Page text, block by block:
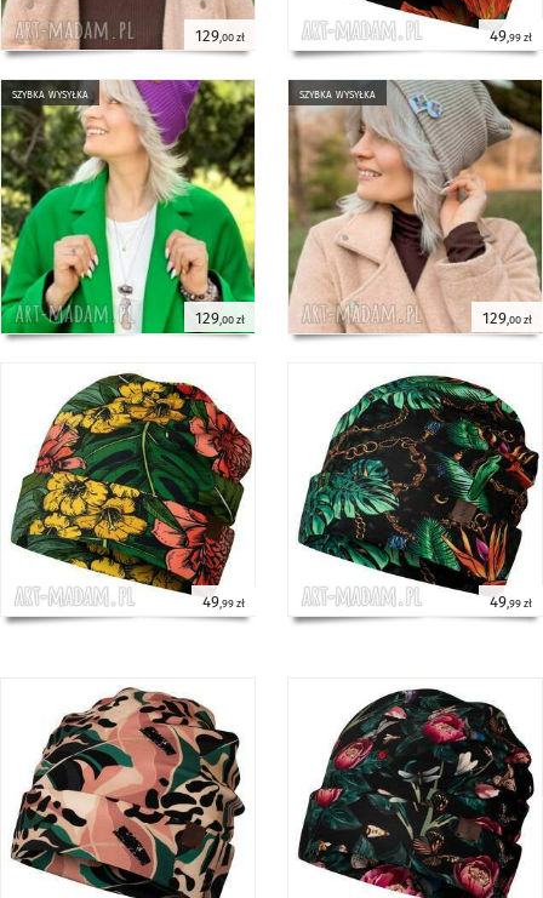
129,00 zł 49,99 zł
szybka wysyłka
129,00 zł
szybka wysyłka
129,00 zł
49,99 zł 49,99 zł